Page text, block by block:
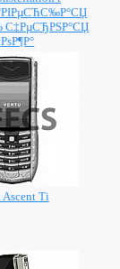
С‡РµСЂРЅР°СЏ
Ascent Ti